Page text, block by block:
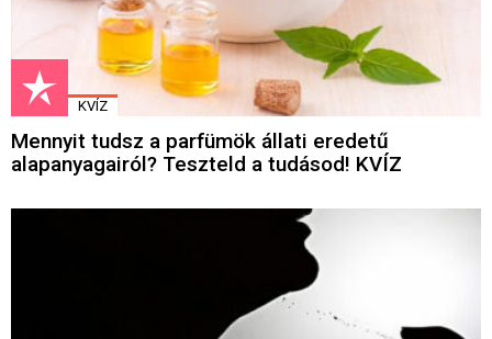
KVÍZ
Mennyit tudsz a parfümök állati eredetű
alapanyagairól? Teszteld a tudásod! KVÍZ